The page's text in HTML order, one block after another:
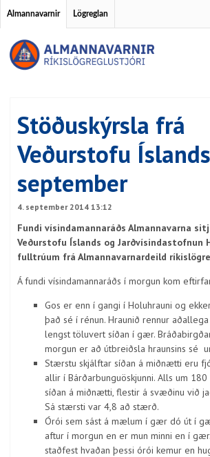
Almannavarnir Lögreglan
Stöðuskýrsla frá
Veðurstofu
september
4. september 2014 13:12
Fundi vísindamannaráðs Almannavarna
Veðurstofu Íslands og Jarðvísindastofnun
fulltrúum frá Almannavarnardeild
Á fundi vísindamannaráðs í morgun kom
Gos er enn í gangi í Holuhrauni og
það sé í rénun. Hraunið rennur
lengst töluvert síðan í gær.
morgun er að útbreiðsla hraunsins sé
Stærstu skjálftar síðan á miðnætti eru
allir í Bárðarbunguöskjunni. Alls um
síðan á miðnætti, flestir á svæðinu við
Sá stærsti var 4,8 að stærð.
Órói sem sást á mælum í gær dó út í
aftur í morgun en er mun minni en í
staðfest hvaðan þessi órói kemur en